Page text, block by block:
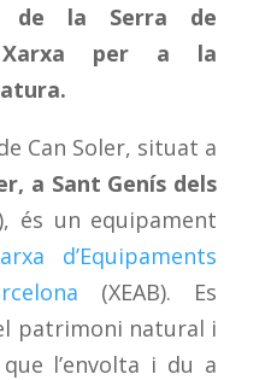
de la Serra de
per a la
Can Soler, situat a
a Sant Genís dels
és un equipament
d’Equipaments
(XEAB). Es
patrimoni natural i
l’envolta i du a